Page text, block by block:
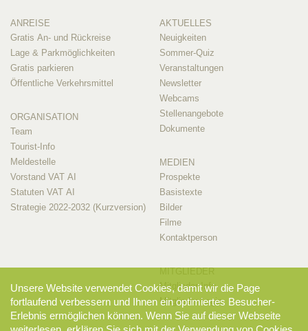
ANREISE
Gratis An- und Rückreise
Lage & Parkmöglichkeiten
Gratis parkieren
Öffentliche Verkehrsmittel
ORGANISATION
Team
Tourist-Info
Meldestelle
Vorstand VAT AI
Statuten VAT AI
Strategie 2022-2032 (Kurzversion)
AKTUELLES
Neuigkeiten
Sommer-Quiz
Veranstaltungen
Newsletter
Webcams
Stellenangebote
Dokumente
MEDIEN
Prospekte
Basistexte
Bilder
Filme
Kontaktperson
Mitglieder-Info
Mitglieder-Login
Unsere Website verwendet Cookies, damit wir die Page
fortlaufend verbessern und Ihnen ein optimiertes Besucher-
Erlebnis ermöglichen können. Wenn Sie auf dieser Webseite